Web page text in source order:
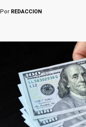
Por REDACCION